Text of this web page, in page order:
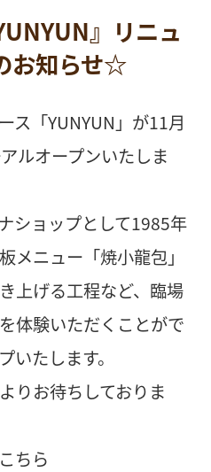
』リニュ
お知らせ☆
ス「YUNYUN」が11月
ルオープンいたしま
ショップとして1985年
メニュー「焼小龍包」
上げる工程など、臨場
体験いただくことがで
いたします。
りお待ちしておりま
こちら